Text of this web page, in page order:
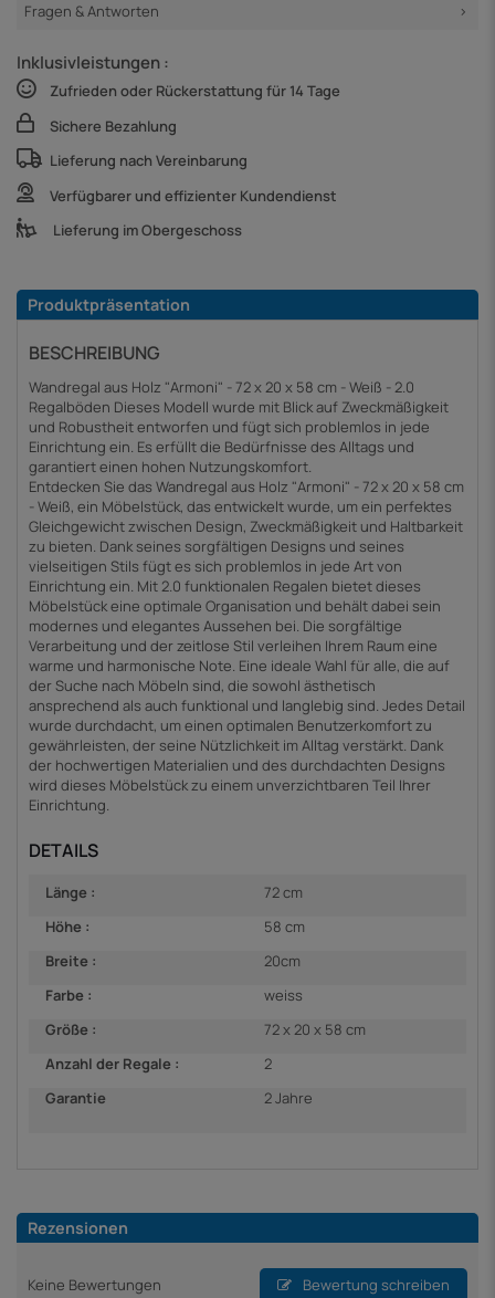
Fragen & Antworten
Inklusivleistungen :
Zufrieden oder Rückerstattung für 14 Tage
Sichere Bezahlung
Lieferung nach Vereinbarung
Verfügbarer und effizienter Kundendienst
Lieferung im Obergeschoss
Produktpräsentation
BESCHREIBUNG
Wandregal aus Holz "Armoni" - 72 x 20 x 58 cm - Weiß - 2.0
Regalböden Dieses Modell wurde mit Blick auf Zweckmäßigkeit
und Robustheit entworfen und fügt sich problemlos in jede
Einrichtung ein. Es erfüllt die Bedürfnisse des Alltags und
garantiert einen hohen Nutzungskomfort.
Entdecken Sie das Wandregal aus Holz "Armoni" - 72 x 20 x 58 cm
- Weiß, ein Möbelstück, das entwickelt wurde, um ein perfektes
Gleichgewicht zwischen Design, Zweckmäßigkeit und Haltbarkeit
zu bieten. Dank seines sorgfältigen Designs und seines
vielseitigen Stils fügt es sich problemlos in jede Art von
Einrichtung ein. Mit 2.0 funktionalen Regalen bietet dieses
Möbelstück eine optimale Organisation und behält dabei sein
modernes und elegantes Aussehen bei. Die sorgfältige
Verarbeitung und der zeitlose Stil verleihen Ihrem Raum eine
warme und harmonische Note. Eine ideale Wahl für alle, die auf
der Suche nach Möbeln sind, die sowohl ästhetisch
ansprechend als auch funktional und langlebig sind. Jedes Detail
wurde durchdacht, um einen optimalen Benutzerkomfort zu
gewährleisten, der seine Nützlichkeit im Alltag verstärkt. Dank
der hochwertigen Materialien und des durchdachten Designs
wird dieses Möbelstück zu einem unverzichtbaren Teil Ihrer
Einrichtung.
DETAILS
Länge :
72 cm
Höhe :
58 cm
Breite :
20cm
Farbe :
weiss
Größe :
72 x 20 x 58 cm
Anzahl der Regale :
2
Garantie
2 Jahre
Rezensionen
Keine Bewertungen Bewertung schreiben